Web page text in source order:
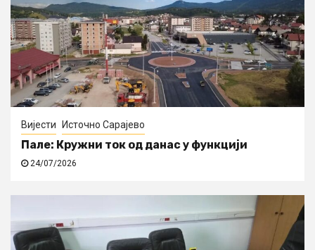
Вијести Источно Сарајево
Пале: Кружни ток од данас у функцији
24/07/2026